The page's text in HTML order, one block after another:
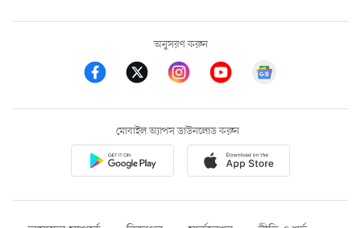
অনুসরণ করুন
মোবাইল অ্যাপস ডাউনলোড করুন